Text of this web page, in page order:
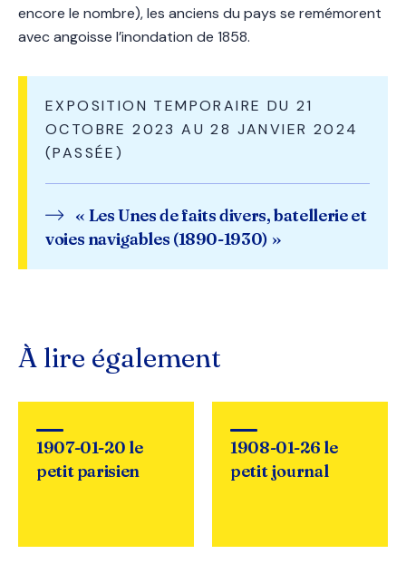
encore le nombre), les anciens du pays se remémorent
avec angoisse l’inondation de 1858.
EXPOSITION TEMPORAIRE DU 21
OCTOBRE 2023 AU 28 JANVIER 2024
(PASSÉE)
« Les Unes de faits divers, batellerie et
voies navigables (1890-1930) »
À lire également
1907-01-20 le
petit parisien
1908-01-26 le
petit journal